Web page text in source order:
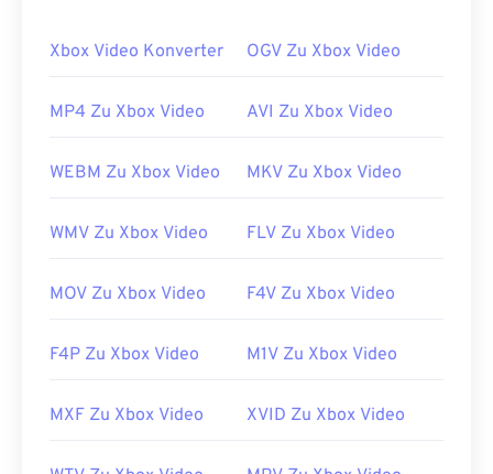
Hochgeschwindigkeitsverbindungen.
Wie öffnet man eine 3GP-Datei?
AppleQuickTime . Und obwohl 3GP für Mobilgeräte
den meisten Betriebssystemen, einschließlich
3GP ist ein flexibles Dateiformat, das Untertitel
keine interaktiven Menüs, ist aber mit kostenlosen
Unterstützung bieten. Ein Beispiel istAutoGK
Xbox Video Konverter OGV Zu Xbox Video
MP4 Zu Xbox Video AVI Zu Xbox Video
WEBM Zu Xbox Video MKV Zu Xbox Video
WMV Zu Xbox Video FLV Zu Xbox Video
MOV Zu Xbox Video F4V Zu Xbox Video
F4P Zu Xbox Video M1V Zu Xbox Video
MXF Zu Xbox Video XVID Zu Xbox Video